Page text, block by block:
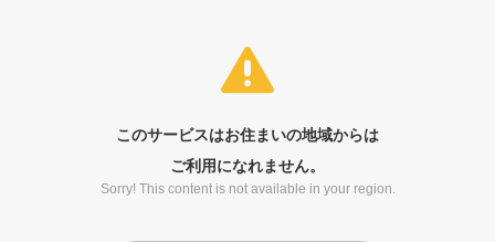
このサービスはお住まいの地域からは
ご利用になれません。
Sorry! This content is not available in your region.